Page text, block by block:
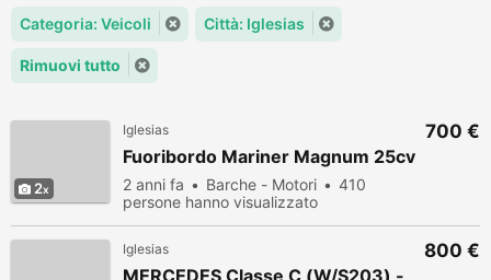
Categoria: Veicoli Città: Iglesias
Rimuovi tutto
2
Iglesias
Fuoribordo Mariner Magnum 25cv
2 anni fa Barche - Motori
410
persone hanno visualizzato
700 €
Iglesias
MERCEDES Classe C (W/S203) -
800 €